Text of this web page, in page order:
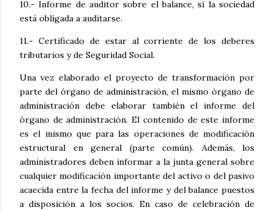
10.- Informe de auditor sobre el balance, si la sociedad
está obligada a auditarse.
11.- Certificado de estar al corriente de los deberes
tributarios y de Seguridad Social.
Una vez elaborado el proyecto de transformación por
parte del órgano de administración, el mismo órgano de
administración debe elaborar también el informe del
órgano de administración. El contenido de este informe
es el mismo que para las operaciones de modificación
estructural en general (parte común). Además, los
administradores deben informar a la junta general sobre
cualquier modificación importante del activo o del pasivo
acaecida entre la fecha del informe y del balance puestos
a disposición a los socios. En caso de celebración de